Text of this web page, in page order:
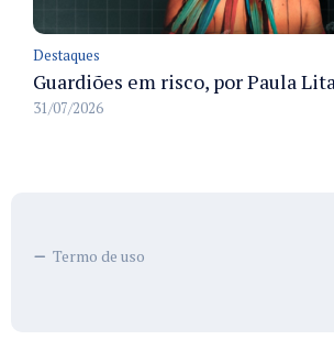
Destaques
Guardiões em risco, por Paula
31/07/2026
Termo de uso